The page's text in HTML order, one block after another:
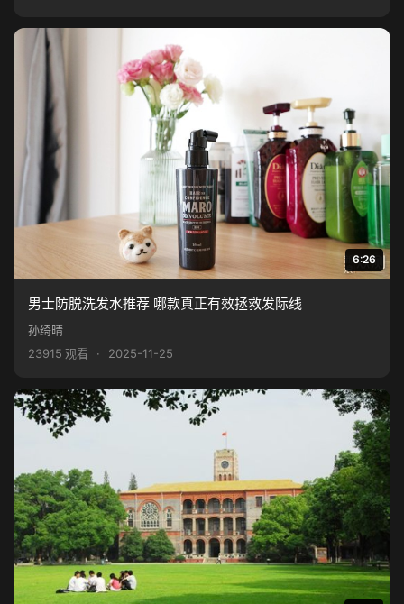
6:26
男士防脱洗发水推荐 哪款真正有效拯救发际线
孙绮晴
23915 观看
· 2025-11-25